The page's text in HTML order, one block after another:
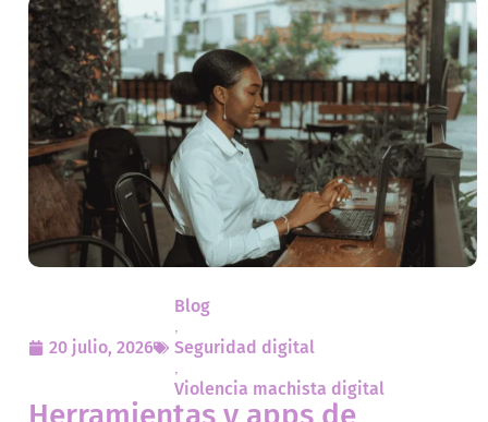
20 julio, 2026
Blog
,
Seguridad digital
,
Violencia machista digital